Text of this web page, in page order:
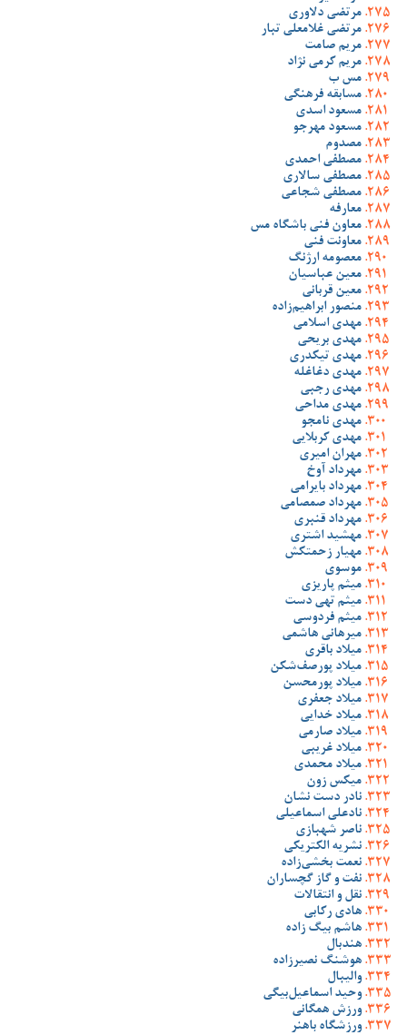
مرتضی دلاوری
مرتضی غلامعلی تبار
مریم صامت
مریم کرمی نژاد
مس ب
مسابقه فرهنگی
مسعود اسدی
مسعود مهرجو
مصدوم
مصطفی احمدی
مصطفی سالاری
مصطفی شجاعی
معارفه
معاون فنی باشگاه مس
معاونت فنی
معصومه ارژنگ
معین عباسیان
معین قربانی
منصور ابراهیم‌زاده
مهدی اسلامی
مهدی بریحی
مهدی تیکدری
مهدی دغاغله
مهدی رجبی
مهدی مداحی
مهدی نامجو
مهدی کربلایی
مهران امیری
مهرداد آوخ
مهرداد بایرامی
مهرداد صمصامی
مهرداد قنبری
مهشید اشتری
مهیار زحمتکش
موسوی
میثم پاریزی
میثم تهی دست
میثم فردوسی
میرهانی هاشمی
میلاد باقری
میلاد پورصف‌شکن
میلاد پورمحسن
میلاد جعفری
میلاد خدایی
میلاد صارمی
میلاد غریبی
میلاد محمدی
میکس زون
نادر دست نشان
نادعلی اسماعیلی
ناصر شهبازی
نشریه الکتریکی
نعمت بخشی‌زاده
نفت و گاز گچساران
نقل و انتقالات
هادی رکابی
هاشم بیگ زاده
هندبال
هوشنگ نصیرزاده
والیبال
وحید اسماعیل‌بیگی
ورزش همگانی
ورزشگاه باهنر